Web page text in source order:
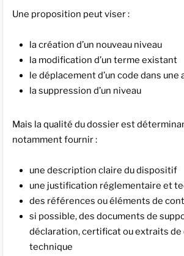
Une proposition peut viser :
la création d’un nouveau niveau
la modification d’un terme existant
le déplacement d’un code dans une
la suppression d’un niveau
Mais la qualité du dossier est
notamment fournir :
une description claire du dispositif
une justification réglementaire et
des références ou éléments de
si possible, des documents de
déclaration, certificat ou extraits
technique